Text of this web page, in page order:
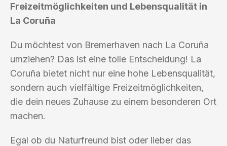
Freizeitmöglichkeiten und Lebensqualität in
La Coruña
Du möchtest von Bremerhaven nach La Coruña
umziehen? Das ist eine tolle Entscheidung! La
Coruña bietet nicht nur eine hohe Lebensqualität,
sondern auch vielfältige Freizeitmöglichkeiten,
die dein neues Zuhause zu einem besonderen Ort
machen.
Egal ob du Naturfreund bist oder lieber das